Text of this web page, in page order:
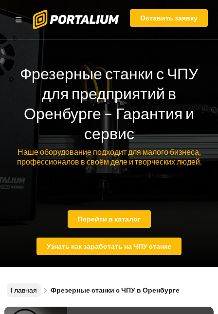
Оставить заявку
Фрезерные станки с ЧПУ
для предприятий в
Оренбурге – Гарантия и
сервис
Наше оборудование подходит для малого бизнеса,
профессионалов в своём деле и творческих людей.
Перейти в каталог
Узнать как заработать на ЧПУ станке
Главная Фрезерные станки с ЧПУ в Оренбурге